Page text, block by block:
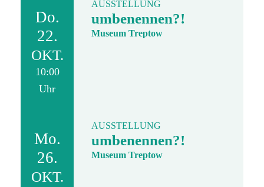
Do.
22.
OKT.
10:00
Uhr
AUSSTELLUNG
umbenennen?!
Museum Treptow
Mo.
26.
OKT.
AUSSTELLUNG
umbenennen?!
Museum Treptow